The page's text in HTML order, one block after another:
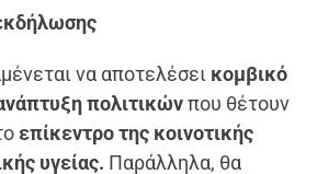
να αποτελέσει κομβικό
πολιτικώνπου θέτουν
επίκεντρο της κοινοτικής
υγείας. Παράλληλα, θα